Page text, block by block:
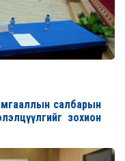
салбарын
зохион